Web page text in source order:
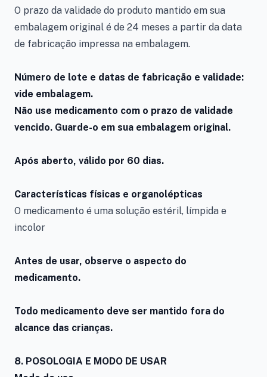
O prazo da validade do produto mantido em sua
embalagem original é de 24 meses a partir da data
de fabricação impressa na embalagem.
Número de lote e datas de fabricação e validade:
vide embalagem.
Não use medicamento com o prazo de validade
vencido. Guarde-o em sua embalagem original.
Após aberto, válido por 60 dias.
Características físicas e organolépticas
O medicamento é uma solução estéril, límpida e
incolor
Antes de usar, observe o aspecto do
medicamento.
Todo medicamento deve ser mantido fora do
alcance das crianças.
8. POSOLOGIA E MODO DE USAR